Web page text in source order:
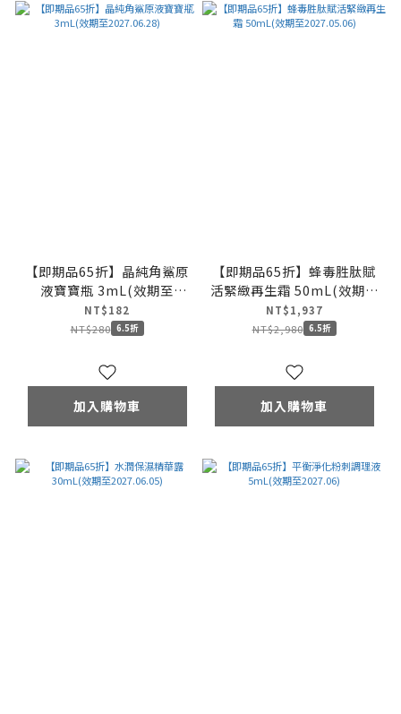
【即期品65折】晶純角鯊原
液寶寶瓶 3mL(效期至
2027.06.28)
NT$182
NT$280 6.5折
加入購物車
【即期品65折】蜂毒胜肽賦
活緊緻再生霜 50mL(效期至
2027.05.06)
NT$1,937
NT$2,980 6.5折
加入購物車